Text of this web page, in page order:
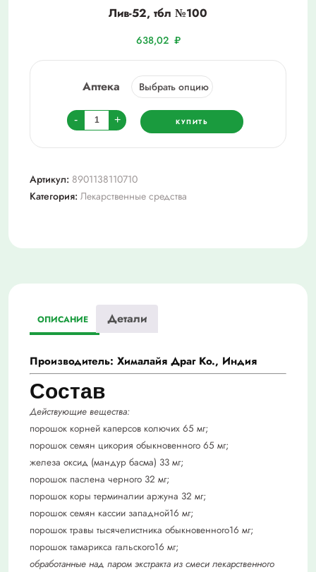
Лив-52, тбл №100
638,02 ₽
Аптека
-
Количество
товара
Лив-52,
№100
+ КУПИТЬ
Артикул: 8901138110710
Категория: Лекарственные средства
ОПИСАНИЕ Детали
Производитель: Хималайя Драг Ко., Индия
Состав
Действующие вещества:
порошок корней каперсов колючих 65 мг;
порошок семян цикория обыкновенного 65 мг;
железа оксид (мандур басма) 33 мг;
порошок паслена черного 32 мг;
порошок коры терминалии аржуна 32 мг;
порошок семян кассии западной16 мг;
порошок травы тысячелистника обыкновенного16 мг;
порошок тамарикса гальского16 мг;
обработанные над паром экстракта из смеси лекарственного